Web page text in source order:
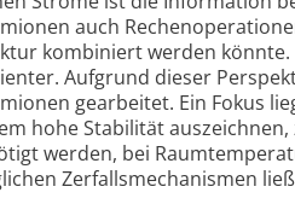
auch
kombiniert werden
Aufgrund dieser
gearbeitet. Ein Fokus
hohe Stabilität
werden, bei
Zerfalls­mechanismen